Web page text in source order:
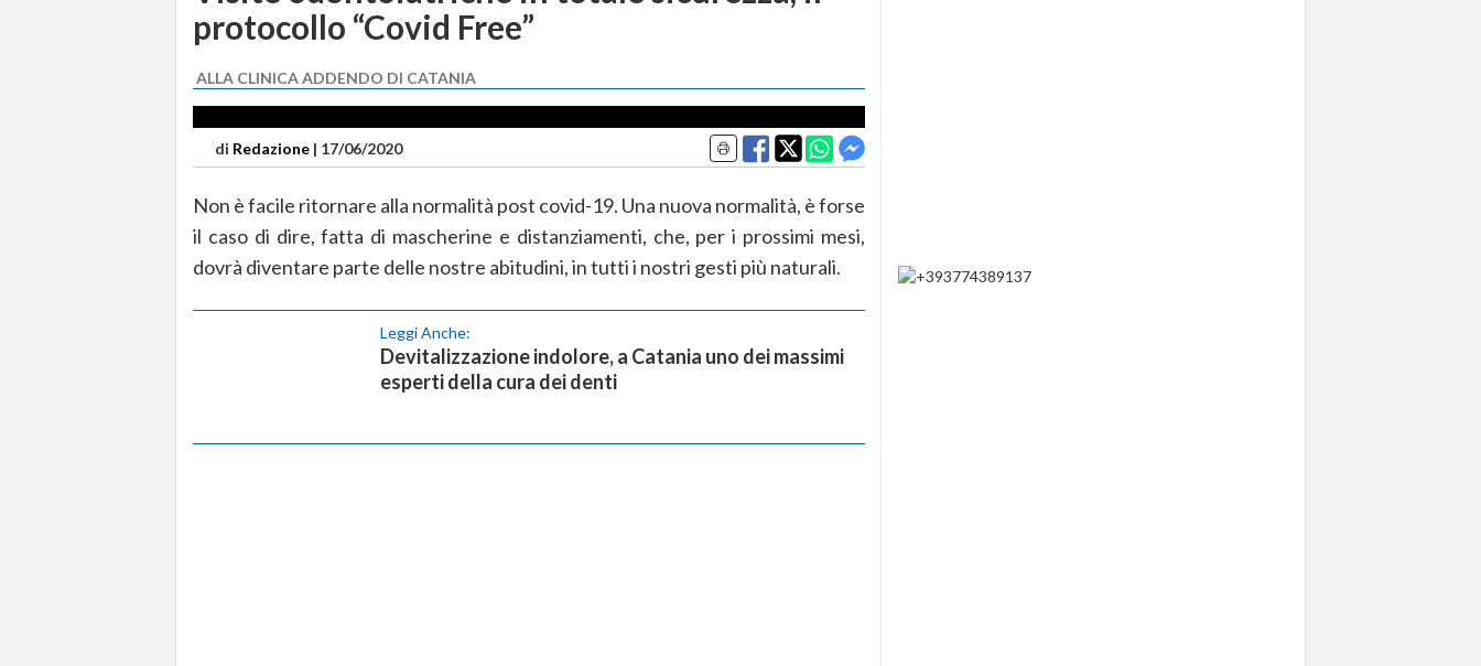
protocollo “Covid Free”
ALLA CLINICA ADDENDO DI CATANIA
di Redazione | 17/06/2020
Non è facile ritornare alla normalità post covid-19. Una nuova normalità, è forse
il caso di dire, fatta di mascherine e distanziamenti, che, per i prossimi mesi,
dovrà diventare parte delle nostre abitudini, in tutti i nostri gesti più naturali.
Leggi Anche:
Devitalizzazione indolore, a Catania uno dei massimi
esperti della cura dei denti